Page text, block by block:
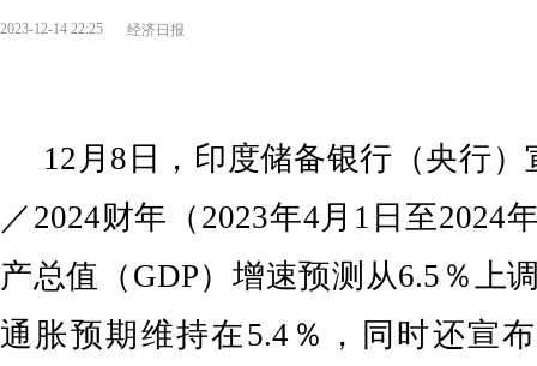
2023-12-14 22:25 经济日报
12月8日，印度储备银行（央行）
／2024财年（2023年4月1日至2024
产总值（GDP）增速预测从6.5％上
通胀预期维持在5.4％，同时还宣